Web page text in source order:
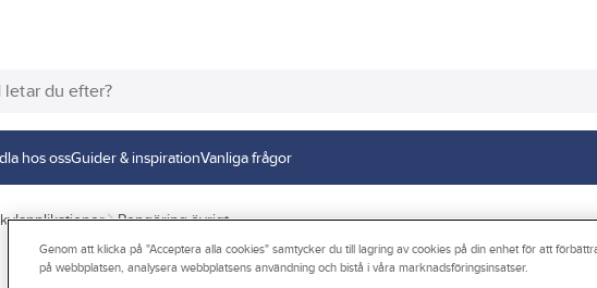
hos ossGuider & inspirationVanliga frågor
Rengöring övrigt
Genom att klicka på "Acceptera alla cookies" samtycker du till lagring av cookies på din enhet för att
på webbplatsen, analysera webbplatsens användning och bistå i våra marknadsföringsinsatser.